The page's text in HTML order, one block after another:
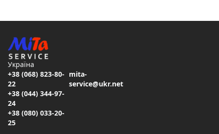
Україна
+38 (068) 823-80-
22
+38 (044) 344-97-
24
+38 (080) 033-20-
25
mita-
service@ukr.net